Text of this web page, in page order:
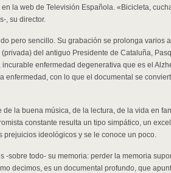
la web de Televisión Española. «Bicicleta,
, su director.
pero sencillo. Su grabación se prolonga varios
del antiguo Presidente de Cataluña,
enfermedad degenerativa que es el
enfermedad, con lo que el documental se
la buena música, de la lectura, de la vida en
constante resulta un tipo simpático, un
ideológicos y se le conoce un poco.
-sobre todo- su memoria: perder la memoria
decimos, es un documental profundo, que